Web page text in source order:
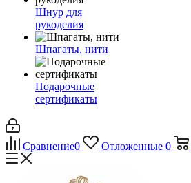
Шнур для
рукоделия
Шпагаты, нити
Подарочные
сертификаты
Сравнение0 Отложенные 0